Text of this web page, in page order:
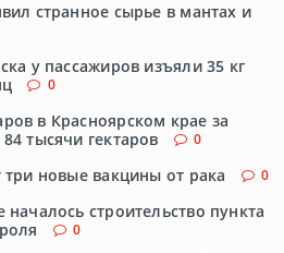
странное сырье в мантах и
у пассажиров изъяли 35 кг
0
в Красноярском крае за
тысячи гектаров
0
новые вакцины от рака 0
строительство пункта
0